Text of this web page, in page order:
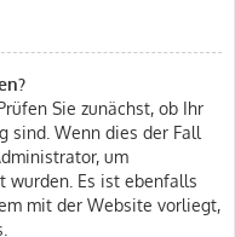
Sie zunächst, ob Ihr
sind. Wenn dies der Fall
um
wurden. Es ist ebenfalls
mit der Website vorliegt,